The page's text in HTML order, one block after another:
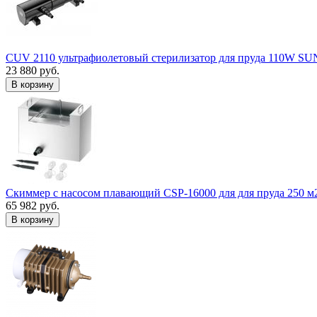
CUV 2110 ультрафиолетовый стерилизатор для пруда 110W
23 880 руб.
В корзину
Скиммер с насосом плавающий CSP-16000 для для пруда 250
65 982 руб.
В корзину